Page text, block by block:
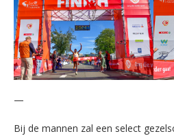
—
Bij de mannen zal een select